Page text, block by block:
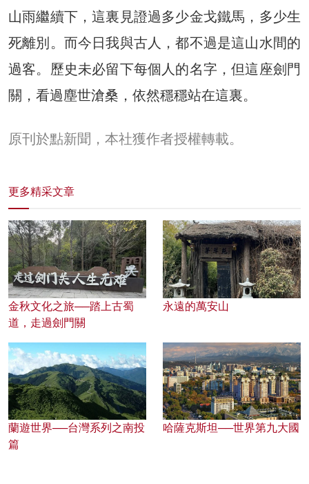
山雨繼續下，這裏見證過多少金戈鐵馬，多少生
死離別。而今日我與古人，都不過是這山水間的
過客。歷史未必留下每個人的名字，但這座劍門
關，看過塵世滄桑，依然穩穩站在這裏。
原刊於點新聞，本社獲作者授權轉載。
更多精采文章
金秋文化之旅──踏上古蜀
道，走過劍門關
永遠的萬安山
蘭遊世界──台灣系列之南投
篇
哈薩克斯坦──世界第九大國